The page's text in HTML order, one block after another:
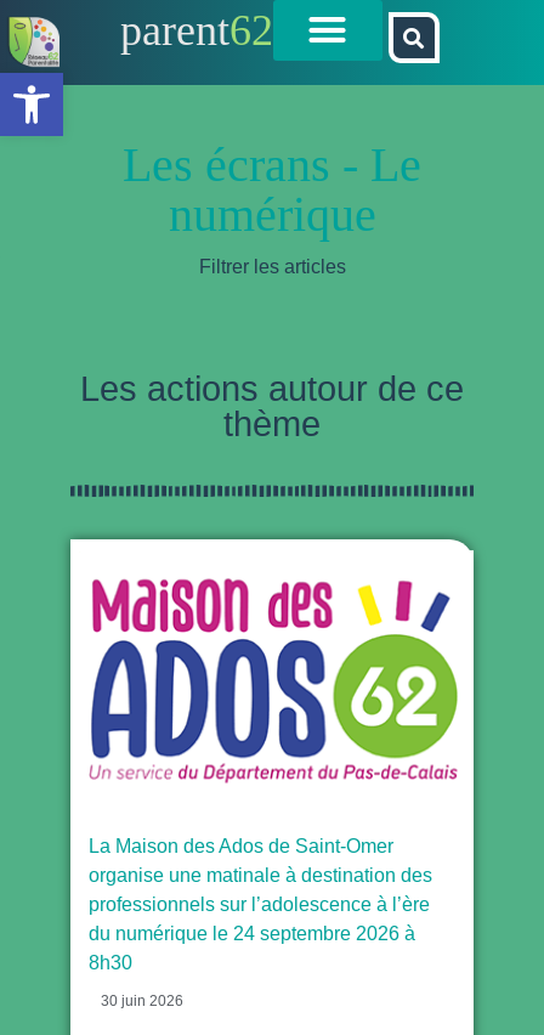
Ouvrir la barre d’outils
parent62
Les écrans - Le
numérique
Filtrer les articles
Les actions autour de ce
thème
La Maison des Ados de Saint-Omer
organise une matinale à destination des
professionnels sur l’adolescence à l’ère
du numérique le 24 septembre 2026 à
8h30
30 juin 2026